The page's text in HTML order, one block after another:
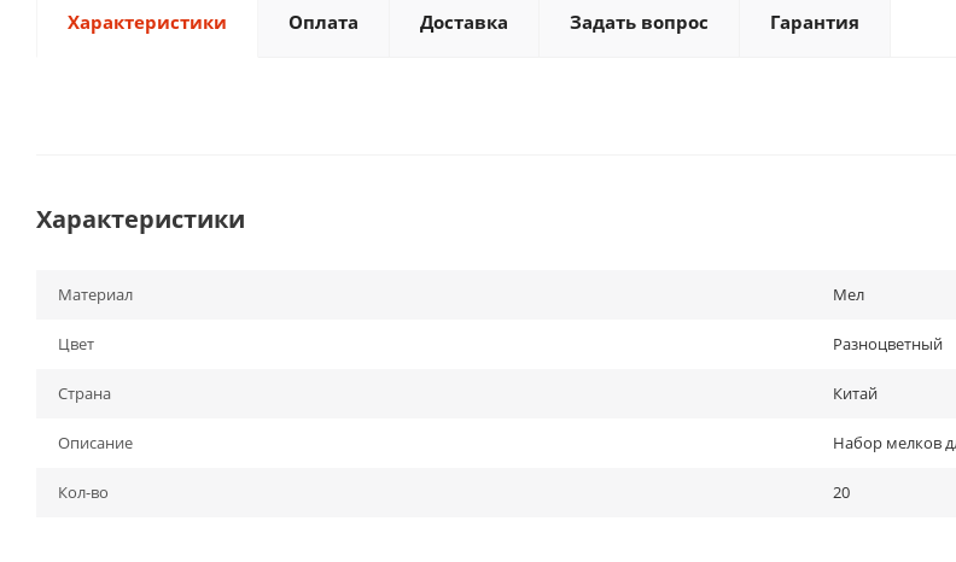
Характеристики Оплата Доставка Задать вопрос Гарантия
Характеристики
Материал Мел
Цвет Разноцветный
Страна Китай
Описание Набор мелков
Кол-во 20